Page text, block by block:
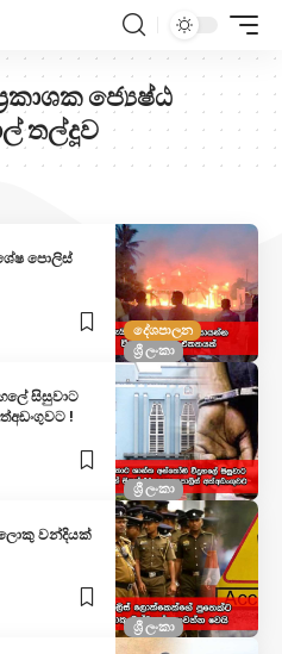
ජ්‍යෙෂ්ඨ
තල්දූව
දේශපාලන
ශ්‍රී ලංකා
පොලිස්
ශ්‍රී ලංකා
සිසුවාට
!
ශ්‍රී ලංකා
වන්දියක්